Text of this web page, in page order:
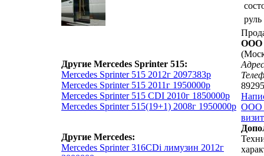
Другие Mercedes Sprinter 515:
Mercedes Sprinter 515 2012г 2097383р
Mercedes Sprinter 515 2011г 1950000р
Mercedes Sprinter 515 СDI 2010г 1850000р
Mercedes Sprinter 515(19+1) 2008г 1950000р
Другие Mercedes:
Mercedes Sprinter 316CDi лимузин 2012г
руль
ООО
ООО